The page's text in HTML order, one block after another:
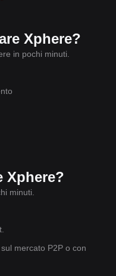
Xphere?
in pochi minuti.
Xphere?
minuti.
mercato P2P o con